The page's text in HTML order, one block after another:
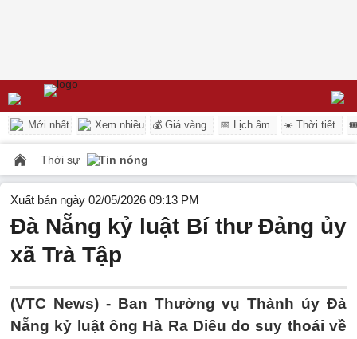
Mới nhất Xem nhiều 💰 Giá vàng 📅 Lịch âm ☀️ Thời tiết
Thời sự Tin nóng
Xuất bản ngày 02/05/2026 09:13 PM
Đà Nẵng kỷ luật Bí thư Đảng ủy
xã Trà Tập
(VTC News) - Ban Thường vụ Thành ủy Đà
Nẵng kỷ luật ông Hà Ra Diêu do suy thoái về